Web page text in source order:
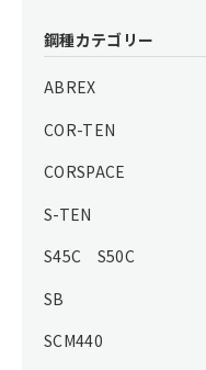
鋼種カテゴリー
ABREX
COR-TEN
CORSPACE
S-TEN
S45C S50C
SB
SCM440